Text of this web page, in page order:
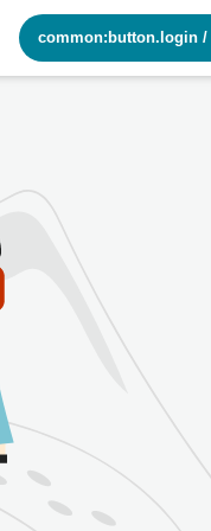
common:button.login /